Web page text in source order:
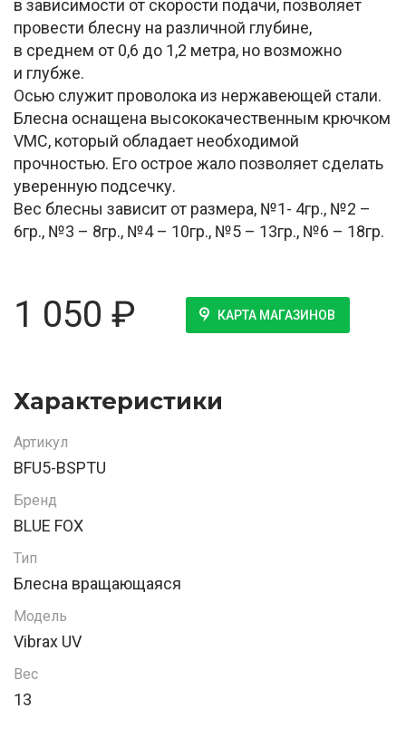
в зависимости от скорости подачи, позволяет
провести блесну на различной глубине,
в среднем от 0,6 до 1,2 метра, но возможно
и глубже.
Осью служит проволока из нержавеющей стали.
Блесна оснащена высококачественным крючком
VMC, который обладает необходимой
прочностью. Его острое жало позволяет сделать
уверенную подсечку.
Вес блесны зависит от размера, №1- 4гр., №2 –
6гр., №3 – 8гр., №4 – 10гр., №5 – 13гр., №6 – 18гр.
1 050 ₽ КАРТА МАГАЗИНОВ
Характеристики
Артикул
BFU5-BSPTU
Бренд
BLUE FOX
Тип
Блесна вращающаяся
Модель
Vibrax UV
Вес
13